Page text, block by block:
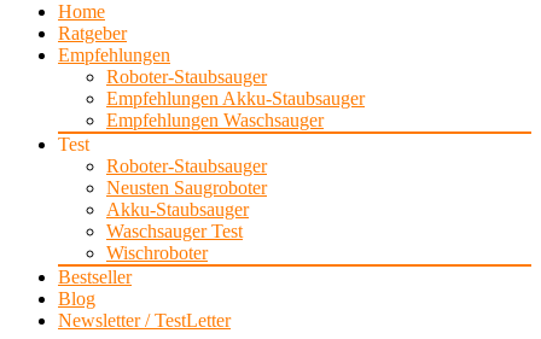
Home
Ratgeber
Empfehlungen
Roboter-Staubsauger
Empfehlungen Akku-Staubsauger
Empfehlungen Waschsauger
Test
Roboter-Staubsauger
Neusten Saugroboter
Akku-Staubsauger
Waschsauger Test
Wischroboter
Bestseller
Blog
Newsletter / TestLetter